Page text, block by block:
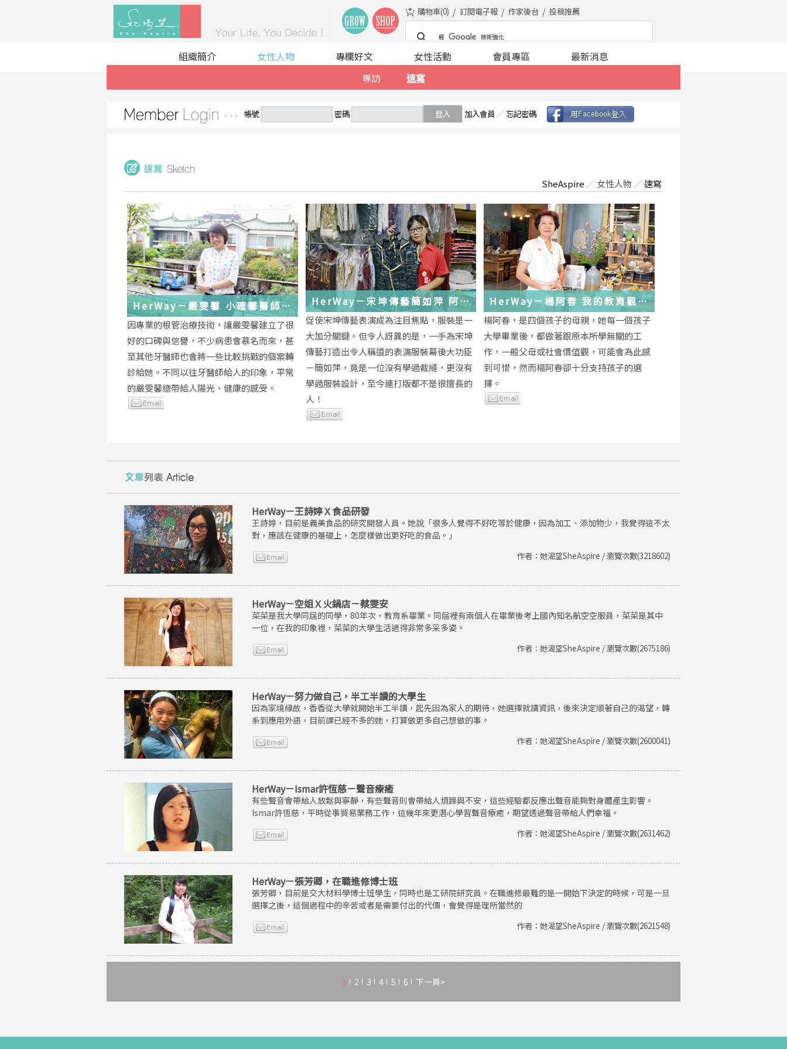
購物車(0) 訂閱電子報 作家後台 投稿推薦
組織簡介
女性人物
專訪
速寫
專欄好文 女性活動 會員專區 最新消息
帳號 密碼 登入 加入會員 ／ 忘記密碼
SheAspire ／ 女性人物 ／速寫
HerWay－嚴雯馨 小確馨醫師
的根管治療小確幸
因專業的根管治療技術，讓嚴雯馨建立了很
好的口碑與信譽，不少病患會慕名而來，甚
至其他牙醫師也會將一些比較挑戰的個案轉
診給她。不同以往牙醫師給人的印象，平常
的嚴雯馨總帶給人陽光、健康的感受。
HerWay－宋坤傳藝簡如萍 阿
萍ㄟ服裝
促使宋坤傳藝表演成為注目焦點，服裝是一
大加分關鍵。但令人訝異的是，一手為宋坤
傳藝打造出令人稱道的表演服裝幕後大功臣
－簡如萍，竟是一位沒有學過裁縫，更沒有
學過服裝設計，至今連打版都不是很擅長的
人！
HerWay－楊阿春 我的教育觀
念
楊阿春，是四個孩子的母親，她每一個孩子
大學畢業後，都做著跟原本所學無關的工
作，一般父母或社會價值觀，可能會為此感
到可惜，然而楊阿春卻十分支持孩子的選
擇。
HerWay－王詩婷Ｘ食品研發
王詩婷，目前是義美食品的研究開發人員。她說「很多人覺得不好吃等於健康，因為加工、添加物少，我覺得這不太
對，應該在健康的基礎上，怎麼樣做出更好吃的食品。」
作者：她渴望SheAspire / 瀏覽次數(3218602)
HerWay－空姐Ｘ火鍋店－蔡雯安
菜菜是我大學同屆的同學，80年次，教育系畢業。同屆裡有兩個人在畢業後考上國內知名航空空服員，菜菜是其中
一位，在我的印象裡，菜菜的大學生活過得非常多采多姿。
作者：她渴望SheAspire / 瀏覽次數(2675186)
HerWay－努力做自己，半工半讀的大學生
因為家境緣故，香香從大學就開始半工半讀，起先因為家人的期待，她選擇就讀資訊，後來決定順著自己的渴望，轉
系到應用外語，目前課已經不多的她，打算做更多自己想做的事。
作者：她渴望SheAspire / 瀏覽次數(2600041)
HerWay－Ismar許恆慈－聲音療癒
有些聲音會帶給人放鬆與寧靜，有些聲音則會帶給人煩躁與不安，這些經驗都反應出聲音能夠對身體產生影響。
Ismar許恆慈，平時從事貿易業務工作，這幾年來更潛心學習聲音療癒，期望透過聲音帶給人們幸福。
作者：她渴望SheAspire / 瀏覽次數(2631462)
HerWay－張芳卿，在職進修博士班
張芳卿，目前是交大材料學博士班學生，同時也是工研院研究員。在職進修最難的是一開始下決定的時候，可是一旦
選擇之後，這個過程中的辛苦或者是需要付出的代價，會覺得是理所當然的
作者：她渴望SheAspire / 瀏覽次數(2621548)
1 2 3 4 5 6 下一頁>